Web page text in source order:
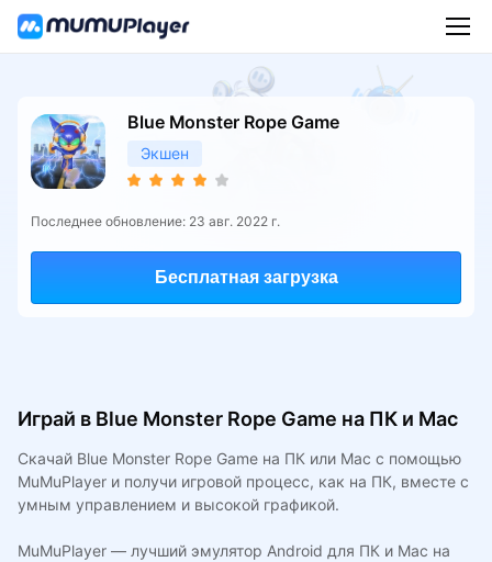
Blue Monster Rope Game
Экшен
Последнее обновление: 23 авг. 2022 г.
Бесплатная загрузка
Играй в Blue Monster Rope Game на ПК и Mac
Скачай Blue Monster Rope Game на ПК или Mac с помощью
MuMuPlayer и получи игровой процесс, как на ПК, вместе с
умным управлением и высокой графикой.
MuMuPlayer — лучший эмулятор Android для ПК и Mac на